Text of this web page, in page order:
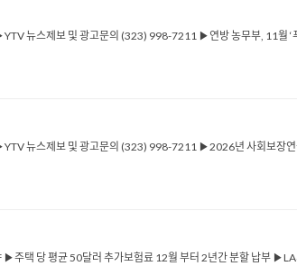
뉴스제보 및 광고문의 (323) 998-7211 ▶연방 농무부, 11월
뉴스제보 및 광고문의 (323) 998-7211 ▶2026년 사회보장
▶주택 당 평균 50달러 추가보험료 12월 부터 2년간 분할 납부